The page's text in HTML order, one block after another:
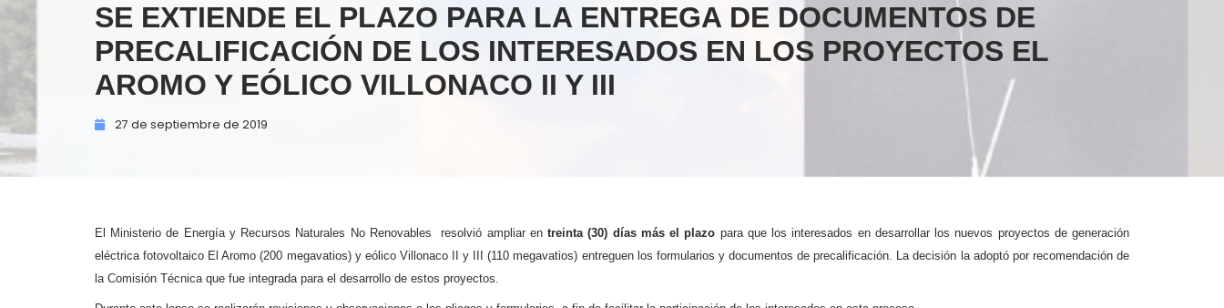
SE EXTIENDE EL PLAZO PARA LA ENTREGA DE DOCUMENTOS DE
PRECALIFICACIÓN DE LOS INTERESADOS EN LOS PROYECTOS EL
AROMO Y EÓLICO VILLONACO II Y III
27 de septiembre de 2019
El Ministerio de Energía y Recursos Naturales No Renovables resolvió ampliar entreinta (30) días más el plazo para que los interesados en desarrollar los nuevos proyectos de generación
eléctrica fotovoltaico El Aromo (200 megavatios) y eólico Villonaco II y III (110 megavatios) entreguen los formularios y documentos de precalificación. La decisión la adoptó por recomendación de
la Comisión Técnica que fue integrada para el desarrollo de estos proyectos.